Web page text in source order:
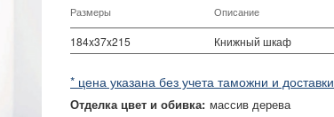
Размеры Описание
184x37x215 Книжный шкаф
* цена указана без учета таможни и доставки
Отделка цвет и обивка: массив дерева